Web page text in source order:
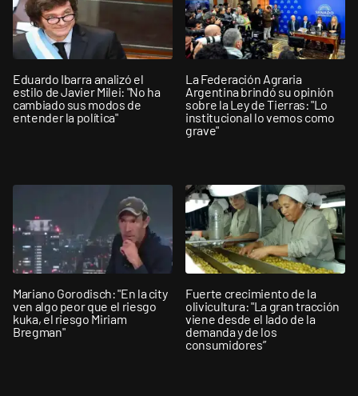
Eduardo Ibarra analizó el
estilo de Javier Milei: "No ha
cambiado sus modos de
entender la política"
La Federación Agraria
Argentina brindó su opinión
sobre la Ley de Tierras: "Lo
institucional lo vemos como
grave"
Mariano Gorodisch: "En la city
ven algo peor que el riesgo
kuka, el riesgo Miriam
Bregman"
Fuerte crecimiento de la
olivicultura: "La gran tracción
viene desde el lado de la
demanda y de los
consumidores”